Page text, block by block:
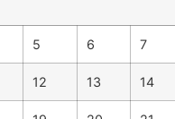
5 6 7
12 13 14